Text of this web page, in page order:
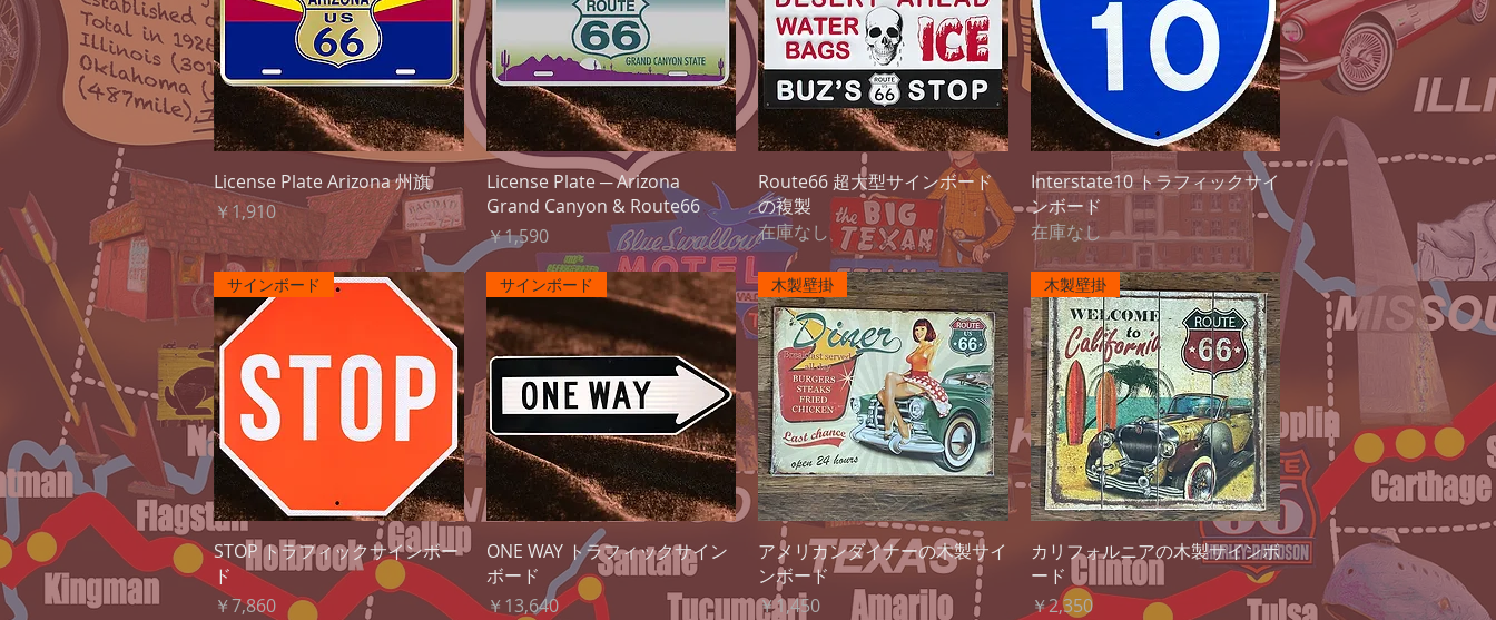
クイックビュー
License Plate Arizona 州旗
価格
￥1,910
クイックビュー
License Plate ─ Arizona
Grand Canyon & Route66
価格
￥1,590
クイックビュー
Route66 超大型サインボード
の複製
在庫なし
クイックビュー
Interstate10 トラフィックサイ
ンボード
在庫なし
クイックビュー
サインボード
STOP トラフィックサインボー
ド
価格
￥7,860
クイックビュー
サインボード
ONE WAY トラフィックサイン
ボード
価格
￥13,640
クイックビュー
木製壁掛
アメリカンダイナーの木製サイ
ンボード
価格
￥1,450
クイックビュー
木製壁掛
カリフォルニアの木製サインボ
ード
価格
￥2,350